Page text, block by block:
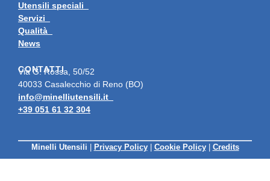
Utensili speciali
Servizi
Qualità
News
CONTATTI
Via G. Rossa, 50/52
40033 Casalecchio di Reno (BO)
info@minelliutensili.it
+39 051 61 32 304
Minelli Utensili Privacy Policy| Cookie Policy| Credits